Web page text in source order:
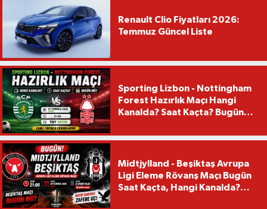
Renault Clio Fiyatları 2026:
Temmuz Güncel Liste
Sporting Lizbon - Nottingham
Forest Hazırlık Maçı Hangi
Kanalda? Saat Kaçta? Bugün
Midtjylland - Beşiktaş Avrupa
Ligi Eleme Rövanş Maçı Bugün
Saat Kaçta, Hangi Kanalda?